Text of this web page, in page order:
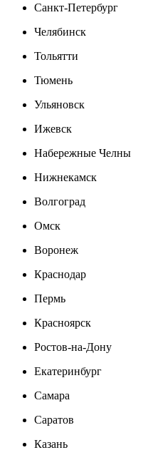
Санкт-Петербург
Челябинск
Тольятти
Тюмень
Ульяновск
Ижевск
Набережные Челны
Нижнекамск
Волгоград
Омск
Воронеж
Краснодар
Пермь
Красноярск
Ростов-на-Дону
Екатеринбург
Самара
Саратов
Казань